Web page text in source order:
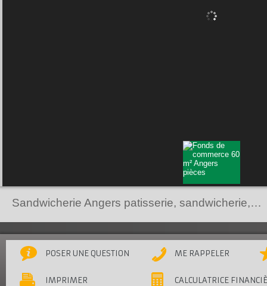
Sandwicherie Angers patisserie, sandwicherie, boutique,
POSER UNE QUESTION ME RAPPELER
IMPRIMER CALCULATRICE